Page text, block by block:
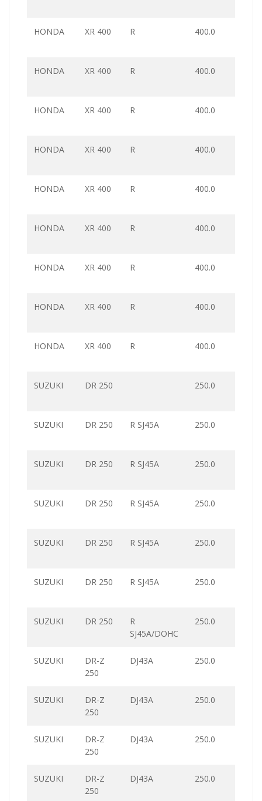
HONDA XR 400 R 400.0
HONDA XR 400 R 400.0
HONDA XR 400 R 400.0
HONDA XR 400 R 400.0
HONDA XR 400 R 400.0
HONDA XR 400 R 400.0
HONDA XR 400 R 400.0
HONDA XR 400 R 400.0
HONDA XR 400 R 400.0
SUZUKI DR 250 250.0
SUZUKI DR 250 R SJ45A 250.0
SUZUKI DR 250 R SJ45A 250.0
SUZUKI DR 250 R SJ45A 250.0
SUZUKI DR 250 R SJ45A 250.0
SUZUKI DR 250 R SJ45A 250.0
SUZUKI DR 250
R
SJ45A/DOHC
250.0
SUZUKI
DR-Z
250
DJ43A 250.0
SUZUKI
DR-Z
250
DJ43A 250.0
SUZUKI
DR-Z
250
DJ43A 250.0
SUZUKI
DR-Z
250
DJ43A 250.0